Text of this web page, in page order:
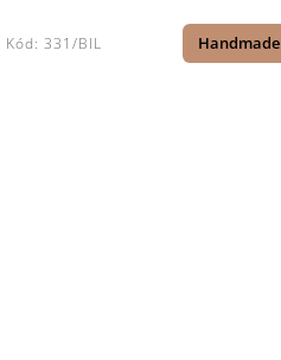
Kód:331/BIL Handmade